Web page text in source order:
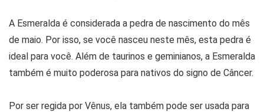
A Esmeralda é considerada a pedra de nascimento do mês
de maio. Por isso, se você nasceu neste mês, esta pedra é
ideal para você. Além de taurinos e geminianos, a Esmeralda
também é muito poderosa para nativos do signo de Câncer.
Por ser regida por Vênus, ela também pode ser usada para